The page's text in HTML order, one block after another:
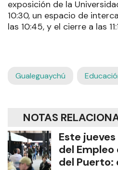
exposición de la
10:30, un espacio de
las 10:45, y el cierre a las
Gualeguaychú
NOTAS
Este
del Empleo
del Puerto: